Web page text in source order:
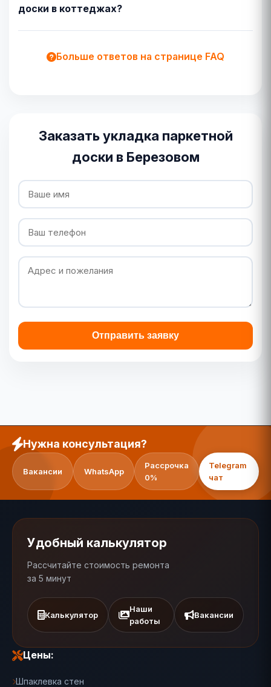
доски в коттеджах?
Больше ответов на странице FAQ
Заказать укладка паркетной
доски в Березовом
Отправить заявку
Нужна консультация?
Вакансии WhatsApp
Рассрочка
0%
Telegram
чат
Удобный калькулятор
Рассчитайте стоимость ремонта
за 5 минут
Калькулятор
Наши
работы
Вакансии
Цены:
Шпаклевка стен